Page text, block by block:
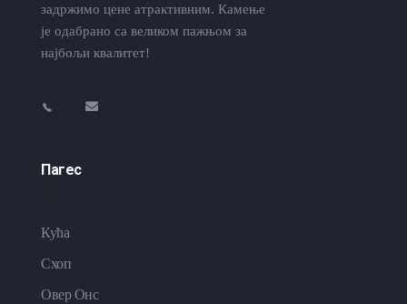
задржимо цене атрактивним. Камење
је одабрано са великом пажњом за
најбољи квалитет!
Пагес
Кућа
Схоп
Овер Онс